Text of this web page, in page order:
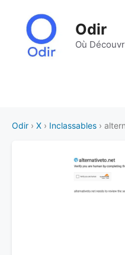
contenu
Odir
Où
Odir › X › Inclassables ›